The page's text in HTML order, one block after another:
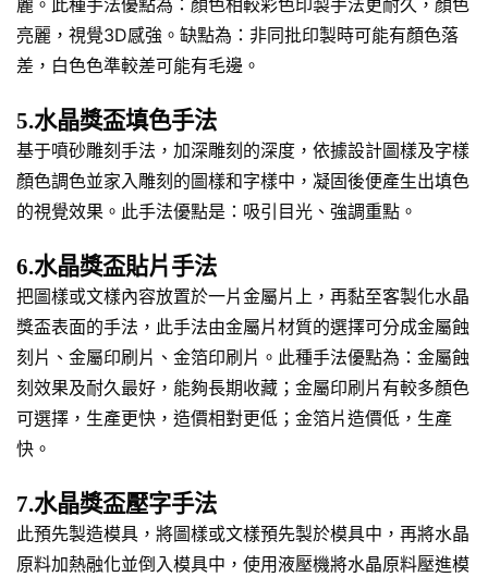
麗。此種手法優點為：顏色相較彩色印製手法更耐久，顏色
亮麗，視覺3D感強。缺點為：非同批印製時可能有顏色落
差，白色色準較差可能有毛邊。
5.水晶獎盃填色手法
基于噴砂雕刻手法，加深雕刻的深度，依據設計圖樣及字樣
顏色調色並家入雕刻的圖樣和字樣中，凝固後便產生出填色
的視覺效果。此手法優點是：吸引目光、強調重點。
6.水晶獎盃貼片手法
把圖樣或文樣內容放置於一片金屬片上，再黏至客製化水晶
獎盃表面的手法，此手法由金屬片材質的選擇可分成金屬蝕
刻片、金屬印刷片、金箔印刷片。此種手法優點為：金屬蝕
刻效果及耐久最好，能夠長期收藏；金屬印刷片有較多顏色
可選擇，生產更快，造價相對更低；金箔片造價低，生產
快。
7.水晶獎盃壓字手法
此預先製造模具，將圖樣或文樣預先製於模具中，再將水晶
原料加熱融化並倒入模具中，使用液壓機將水晶原料壓進模